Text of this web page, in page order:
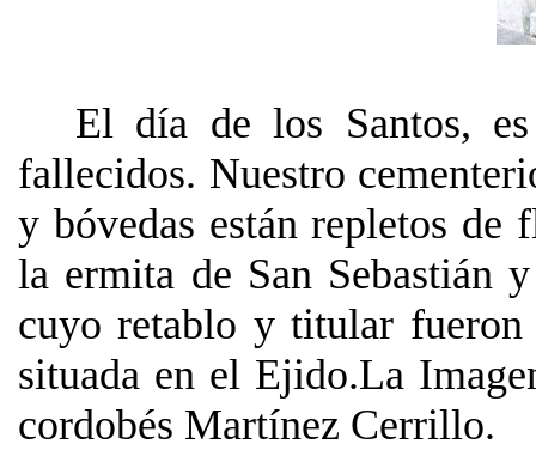
El día de los Santos,
fallecidos. Nuestro
y bóvedas están repletos de
la ermita de San Sebastián
cuyo retablo y titular fueron
situada en el Ejido.La
cordobés Martínez Cerrillo.